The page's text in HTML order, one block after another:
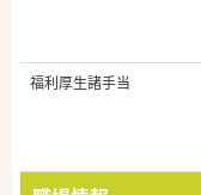
福利厚生諸手当